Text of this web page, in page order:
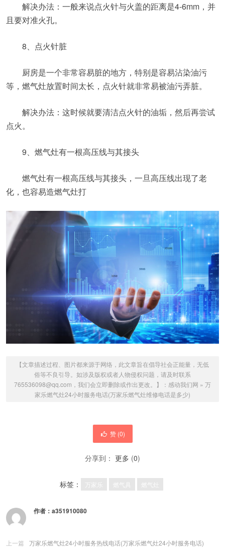
解决办法：一般来说点火针与火盖的距离是4-6mm，并
且要对准火孔。
8、点火针脏
厨房是一个非常容易脏的地方，特别是容易沾染油污
等，燃气灶放置时间太长，点火针就非常易被油污弄脏。
解决办法：这时候就要清洁点火针的油垢，然后再尝试
点火。
9、燃气灶有一根高压线与其接头
燃气灶有一根高压线与其接头，一旦高压线出现了老
化，也容易造燃气灶打
【文章描述过程、图片都来源于网络，此文章旨在倡导社会正能量，无低
俗等不良引导。如涉及版权或者人物侵权问题，请及时联系
765536098@qq.com，我们会立即删除或作出更改。】： 感动我们网 » 万
家乐燃气灶24小时服务电话(万家乐燃气灶维修电话是多少)
赞 (0)
分享到： 更多 (0)
标签： 万家乐 燃气具 燃气灶
作者： a351910080
上一篇
万家乐燃气灶24小时服务热线电话(万家乐燃气灶24小时服务电话)